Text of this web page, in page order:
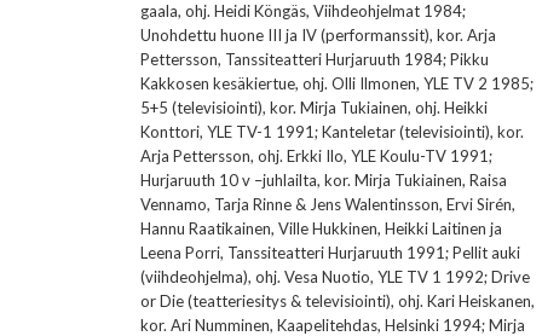
gaala, ohj. Heidi Köngäs, Viihdeohjelmat 1984;
Unohdettu huone III ja IV (performanssit), kor. Arja
Pettersson, Tanssiteatteri Hurjaruuth 1984; Pikku
Kakkosen kesäkiertue, ohj. Olli Ilmonen, YLE TV 2 1985;
5+5 (televisiointi), kor. Mirja Tukiainen, ohj. Heikki
Konttori, YLE TV-1 1991; Kanteletar (televisiointi), kor.
Arja Pettersson, ohj. Erkki Ilo, YLE Koulu-TV 1991;
Hurjaruuth 10 v –juhlailta, kor. Mirja Tukiainen, Raisa
Vennamo, Tarja Rinne & Jens Walentinsson, Ervi Sirén,
Hannu Raatikainen, Ville Hukkinen, Heikki Laitinen ja
Leena Porri, Tanssiteatteri Hurjaruuth 1991; Pellit auki
(viihdeohjelma), ohj. Vesa Nuotio, YLE TV 1 1992; Drive
or Die (teatteriesitys & televisiointi), ohj. Kari Heiskanen,
kor. Ari Numminen, Kaapelitehdas, Helsinki 1994; Mirja